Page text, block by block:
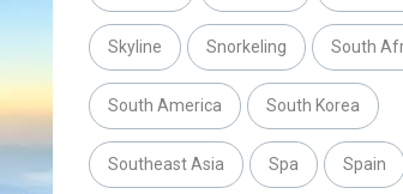
Skyline Snorkeling South
South America South Korea
Southeast Asia Spa Spain